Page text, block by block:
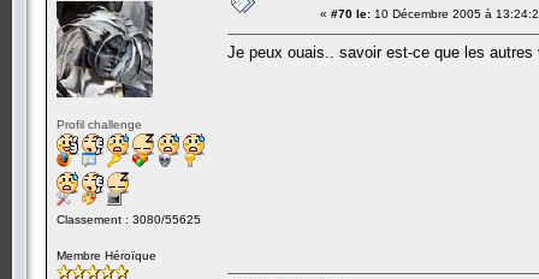
Profil challenge
Classement : 3080/55625
Membre Héroïque
« #70 le: 10 Décembre 2005 à
Je peux ouais.. savoir est-ce que les